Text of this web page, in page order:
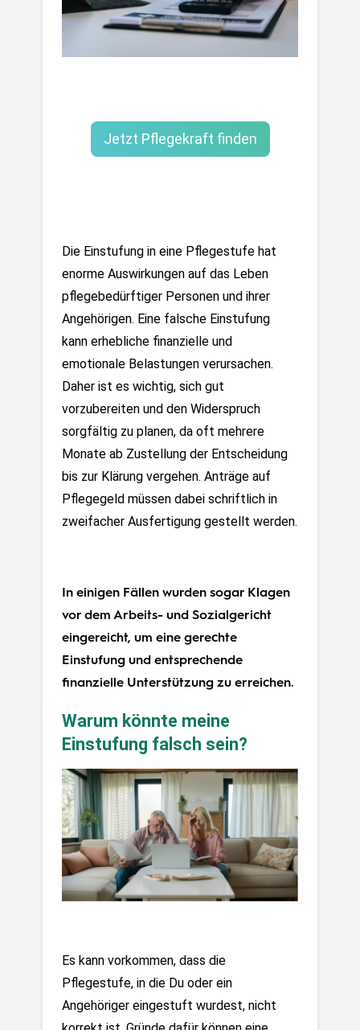
Jetzt Pflegekraft finden
Die Einstufung in eine Pflegestufe hat
enorme Auswirkungen auf das Leben
pflegebedürftiger Personen und ihrer
Angehörigen. Eine falsche Einstufung
kann erhebliche finanzielle und
emotionale Belastungen verursachen.
Daher ist es wichtig, sich gut
vorzubereiten und den Widerspruch
sorgfältig zu planen, da oft mehrere
Monate ab Zustellung der Entscheidung
bis zur Klärung vergehen. Anträge auf
Pflegegeld müssen dabei schriftlich in
zweifacher Ausfertigung gestellt werden.
In einigen Fällen wurden sogar Klagen
vor dem Arbeits- und Sozialgericht
eingereicht, um eine gerechte
Einstufung und entsprechende
finanzielle Unterstützung zu erreichen.
Warum könnte meine
Einstufung falsch sein?
Es kann vorkommen, dass die
Pflegestufe, in die Du oder ein
Angehöriger eingestuft wurdest, nicht